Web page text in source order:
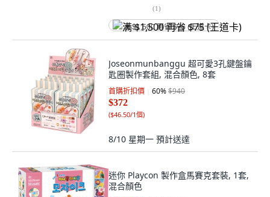
(1)
满 $1,500 再省 $75 (王道卡)
Joseonmunbanggu 超可愛3孔鍵盤鑰
匙圈製作套組, 混合顏色, 8套
首購折扣價 60%$940
$372
($46.50/1個)
8/10 星期一 預計送達
迷你 Playcon 製作盒馬賽克套裝, 1套,
混合顏色